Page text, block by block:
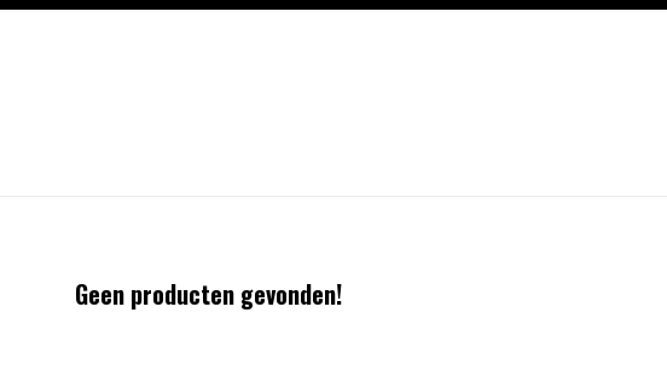
Geen producten gevonden!